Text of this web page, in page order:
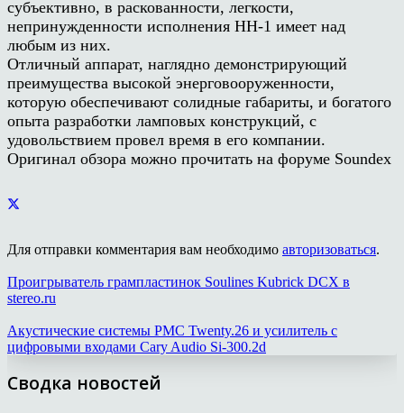
субъективно, в раскованности, легкости,
непринужденности исполнения HH-1 имеет над
любым из них.
Отличный аппарат, наглядно демонстрирующий
преимущества высокой энерговооруженности,
которую обеспечивают солидные габариты, и богатого
опыта разработки ламповых конструкций, с
удовольствием провел время в его компании.
Оригинал обзора можно прочитать на форуме Soundex
Для отправки комментария вам необходимо авторизоваться.
Проигрыватель грампластинок Soulines Kubrick DCX в
stereo.ru
Акустические системы PMC Twenty.26 и усилитель с
цифровыми входами Cary Audio Si-300.2d
Сводка новостей